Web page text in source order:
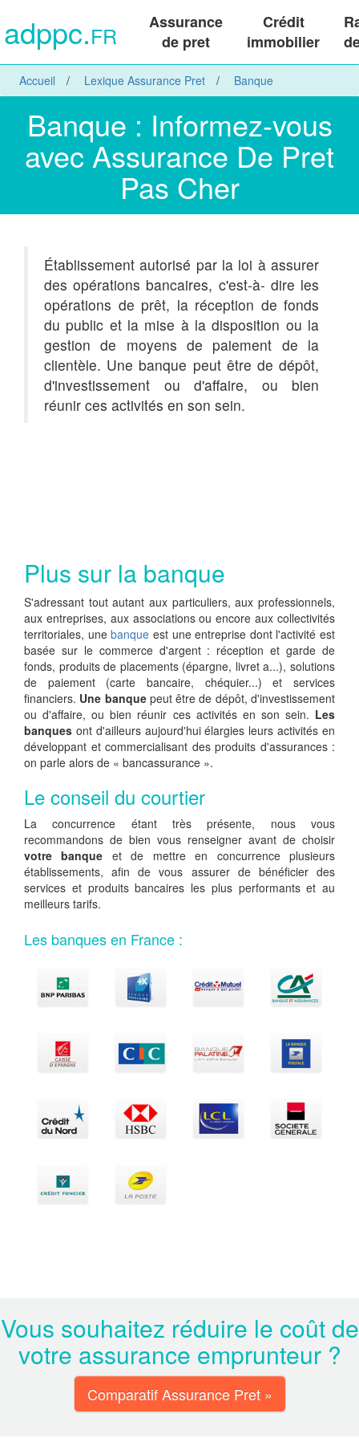
adppc.FR
Assurance
de pret
Crédit
immobilier
Accueil Lexique Assurance Pret Banque
Banque : Informez-vous
avec Assurance De Pret
Pas Cher
Établissement autorisé par la loi à assurer
des opérations bancaires, c'est-à- dire les
opérations de prêt, la réception de fonds
du public et la mise à la disposition ou la
gestion de moyens de paiement de la
clientèle. Une banque peut être de dépôt,
d'investissement ou d'affaire, ou bien
réunir ces activités en son sein.
Plus sur la banque
S'adressant tout autant aux particuliers, aux professionnels,
aux entreprises, aux associations ou encore aux collectivités
territoriales, unebanque est une entreprise dont l'activité est
basée sur le commerce d'argent : réception et garde de
fonds, produits de placements (épargne, livret a...), solutions
de paiement (carte bancaire, chéquier...) et services
financiers. Une banquepeut être de dépôt, d'investissement
ou d'affaire, ou bien réunir ces activités en son sein. Les
banques ont d'ailleurs aujourd'hui élargies leurs activités en
développant et commercialisant des produits d'assurances :
on parle alors de « bancassurance ».
Le conseil du courtier
La concurrence étant très présente, nous vous
recommandons de bien vous renseigner avant de choisir
votre banque et de mettre en concurrence plusieurs
établissements, afin de vous assurer de bénéficier des
services et produits bancaires les plus performants et au
meilleurs tarifs.
Les banques en France :
Vous souhaitez réduire le coût de
votre assurance emprunteur ?
Comparatif Assurance Pret »